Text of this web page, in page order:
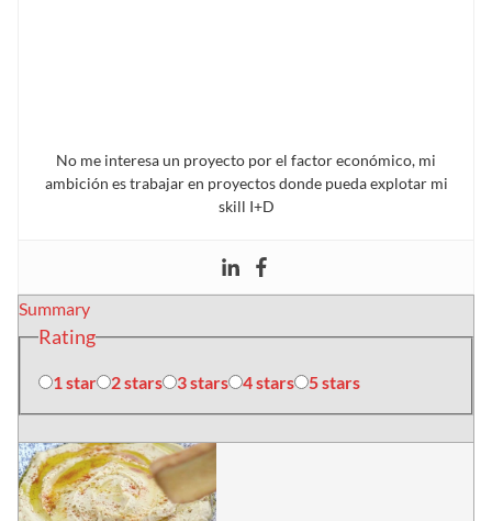
No me interesa un proyecto por el factor económico, mi
ambición es trabajar en proyectos donde pueda explotar mi
skill I+D
Summary
Rating
1 star 2 stars 3 stars 4 stars 5 stars